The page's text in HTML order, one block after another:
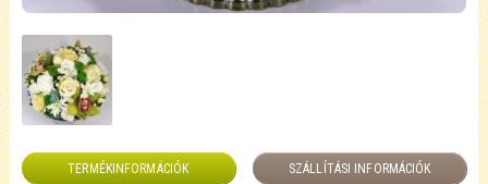
TERMÉKINFORMÁCIÓK SZÁLLÍTÁSI INFORMÁCIÓK